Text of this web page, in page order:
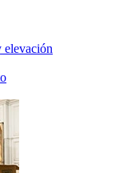
elevación